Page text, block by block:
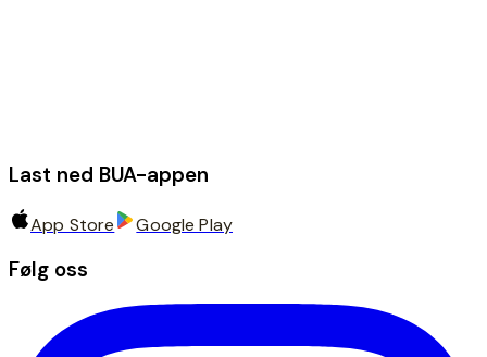
Last ned BUA-appen
App Store Google Play
Følg oss